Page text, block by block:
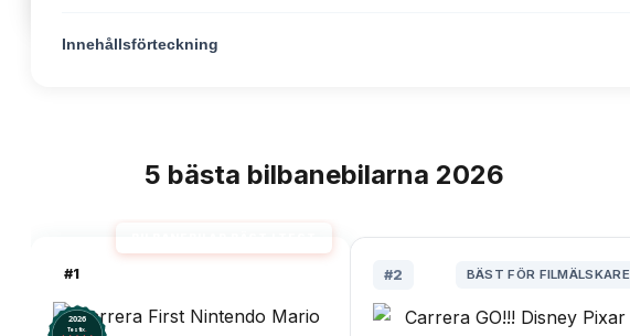
Innehållsförteckning
5 bästa bilbanebilarna 2026
#1
2026
Testix.
#2 BÄST FÖR FILMÄLSKARE